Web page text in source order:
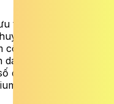
tiên là danh mục các
khích phát triển.
nghệ, trải dài ở
điện tử phi tập
đến các thiết bị cụ
hiệu năng cao và